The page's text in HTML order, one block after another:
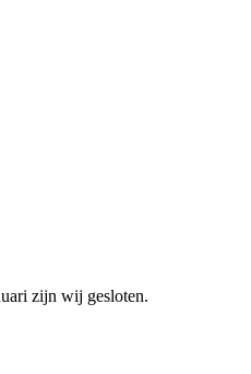
zijn wij gesloten.